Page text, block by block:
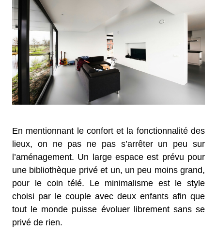
En mentionnant le confort et la fonctionnalité des
lieux, on ne pas ne pas s’arrêter un peu sur
l’aménagement. Un large espace est prévu pour
une bibliothèque privé et un, un peu moins grand,
pour le coin télé. Le minimalisme est le style
choisi par le couple avec deux enfants afin que
tout le monde puisse évoluer librement sans se
privé de rien.